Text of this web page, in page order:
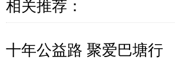
相关推荐：
十年公益路 聚爱巴塘行